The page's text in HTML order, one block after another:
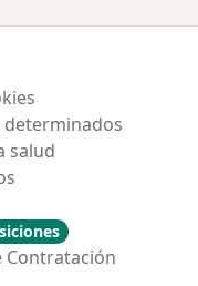
determinados
salud
Contratación